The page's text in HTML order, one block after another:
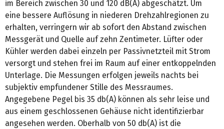
im Bereich zwischen 30 und 120 dB(A) abgeschätzt. Um
eine bessere Auflösung in niederen Drehzahlregionen zu
erhalten, verringern wir ab sofort den Abstand zwischen
Messgerät und Quelle auf zehn Zentimeter. Lüfter oder
Kühler werden dabei einzeln per Passivnetzteil mit Strom
versorgt und stehen frei im Raum auf einer entkoppelnden
Unterlage. Die Messungen erfolgen jeweils nachts bei
subjektiv empfundener Stille des Messraumes.
Angegebene Pegel bis 35 db(A) können als sehr leise und
aus einem geschlossenen Gehäuse nicht identifizierbar
angesehen werden. Oberhalb von 50 db(A) ist die